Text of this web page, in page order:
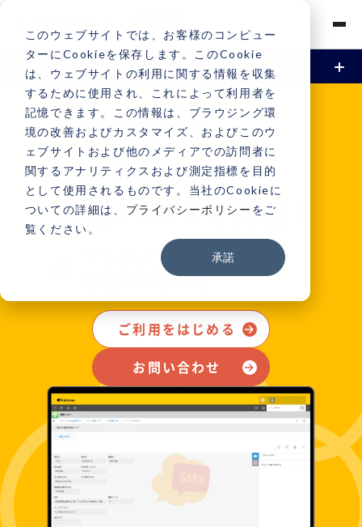
このウェブサイトでは、お客様のコンピュー
ターにCookieを保存します。このCookie
は、ウェブサイトの利用に関する情報を収集
するために使用され、これによって利用者を
記憶できます。この情報は、ブラウジング環
境の改善およびカスタマイズ、およびこのウ
ェブサイトおよび他のメディアでの訪問者に
関するアナリティクスおよび測定指標を目的
として使用されるものです。当社のCookieに
ついての詳細は、 プライバシーポリシー をご
覧ください。
承諾
V Callプラグイン for kintoneとは
機能
基本機能
開発による機能追加
事例
ご利用方法
お問い合わせ
資料請求 トライアル お問い合わせ
kintoneから
電話•SMSを発信!
プラグイン利用料金
月額550円〜/社
ご利用をはじめる
お問い合わせ